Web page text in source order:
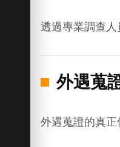
透過專業調查
外遇蒐
外遇蒐證的真